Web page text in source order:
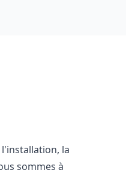
la
sommes à